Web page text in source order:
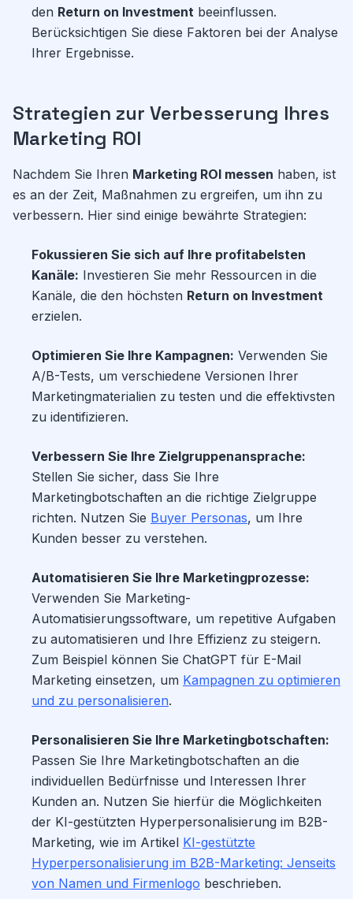
den Return on Investment beeinflussen.
Berücksichtigen Sie diese Faktoren bei der Analyse
Ihrer Ergebnisse.
Strategien zur Verbesserung Ihres
Marketing ROI
Nachdem Sie Ihren Marketing ROI messen haben, ist
es an der Zeit, Maßnahmen zu ergreifen, um ihn zu
verbessern. Hier sind einige bewährte Strategien:
Fokussieren Sie sich auf Ihre profitabelsten
Kanäle: Investieren Sie mehr Ressourcen in die
Kanäle, die den höchsten Return on Investment
erzielen.
Optimieren Sie Ihre Kampagnen: Verwenden Sie
A/B-Tests, um verschiedene Versionen Ihrer
Marketingmaterialien zu testen und die effektivsten
zu identifizieren.
Verbessern Sie Ihre Zielgruppenansprache:
Stellen Sie sicher, dass Sie Ihre
Marketingbotschaften an die richtige Zielgruppe
richten. Nutzen Sie Buyer Personas, um Ihre
Kunden besser zu verstehen.
Automatisieren Sie Ihre Marketingprozesse:
Verwenden Sie Marketing-
Automatisierungssoftware, um repetitive Aufgaben
zu automatisieren und Ihre Effizienz zu steigern.
Zum Beispiel können Sie ChatGPT für E-Mail
Marketing einsetzen, um Kampagnen zu optimieren
und zu personalisieren.
Personalisieren Sie Ihre Marketingbotschaften:
Passen Sie Ihre Marketingbotschaften an die
individuellen Bedürfnisse und Interessen Ihrer
Kunden an. Nutzen Sie hierfür die Möglichkeiten
der KI-gestützten Hyperpersonalisierung im B2B-
Marketing, wie im Artikel KI-gestützte
Hyperpersonalisierung im B2B-Marketing: Jenseits
von Namen und Firmenlogo beschrieben.